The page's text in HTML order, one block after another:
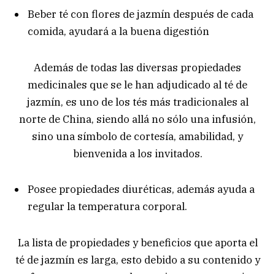
Beber té con flores de jazmín después de cada
comida, ayudará a la buena digestión
Además de todas las diversas propiedades
medicinales que se le han adjudicado al té de
jazmín, es uno de los tés más tradicionales al
norte de China, siendo allá no sólo una infusión,
sino una símbolo de cortesía, amabilidad, y
bienvenida a los invitados.
Posee propiedades diuréticas, además ayuda a
regular la temperatura corporal.
La lista de propiedades y beneficios que aporta el
té de jazmín es larga, esto debido a su contenido y